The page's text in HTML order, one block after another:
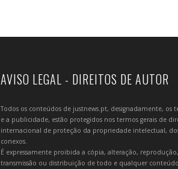
AVISO LEGAL - DIREITOS DE AUTOR
Todos os conteúdos de justnews.pt, designadamente, os
e a publicidade, estão protegidos nos termos gerais de
internacional de proteção da propriedade intelectual,
conexos.
É expressamente proibida a cópia, alteração,
transmissão ou distribuição de todo e qualquer